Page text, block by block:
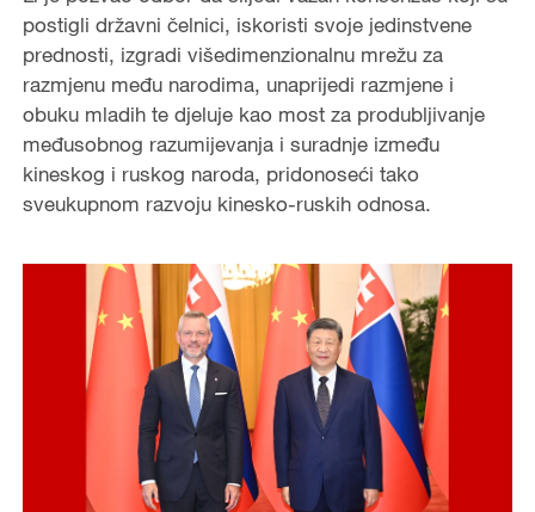
postigli državni čelnici, iskoristi svoje jedinstvene
prednosti, izgradi višedimenzionalnu mrežu za
razmjenu među narodima, unaprijedi razmjene i
obuku mladih te djeluje kao most za produbljivanje
međusobnog razumijevanja i suradnje između
kineskog i ruskog naroda, pridonoseći tako
sveukupnom razvoju kinesko-ruskih odnosa.